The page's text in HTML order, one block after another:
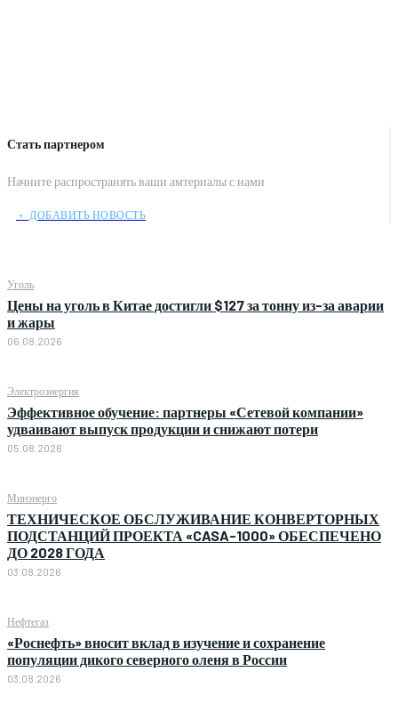
Стать партнером
Начните распространять ваши амтериалы с нами
﹢ ДОБАВИТЬ НОВОСТЬ
Уголь
Цены на уголь в Китае достигли $127 за тонну из-за аварии
и жары
06.08.2026
Электроэнергия
Эффективное обучение: партнеры «Сетевой компании»
удваивают выпуск продукции и снижают потери
05.08.2026
Минэнерго
ТЕХНИЧЕСКОЕ ОБСЛУЖИВАНИЕ КОНВЕРТОРНЫХ
ПОДСТАНЦИЙ ПРОЕКТА «CASA-1000» ОБЕСПЕЧЕНО
ДО 2028 ГОДА
03.08.2026
Нефтегаз
«Роснефть» вносит вклад в изучение и сохранение
популяции дикого северного оленя в России
03.08.2026